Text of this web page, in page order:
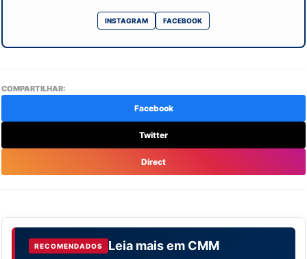
INSTAGRAM FACEBOOK
COMPARTILHAR:
Facebook
Twitter
Direct
RECOMENDADOS Leia mais em CMM